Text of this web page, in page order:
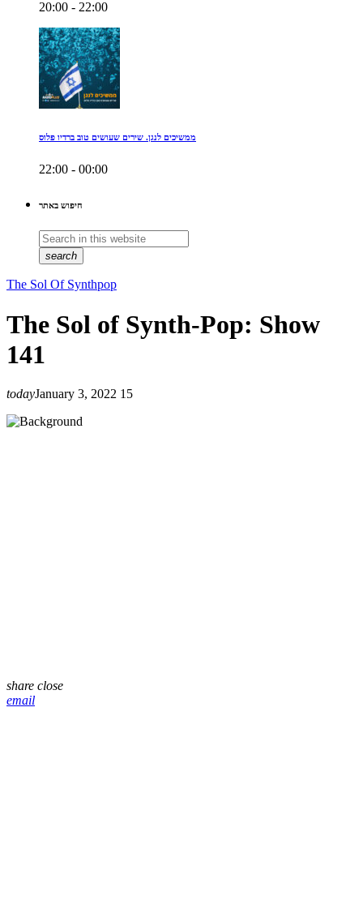
20:00 - 22:00
ממשיכים לנגן. שירים שעושים טוב ברדיו פלוס
22:00 - 00:00
חיפוש באתר
search
The Sol Of Synthpop
The Sol of Synth-Pop: Show
141
todayJanuary 3, 2022 15
share close
email